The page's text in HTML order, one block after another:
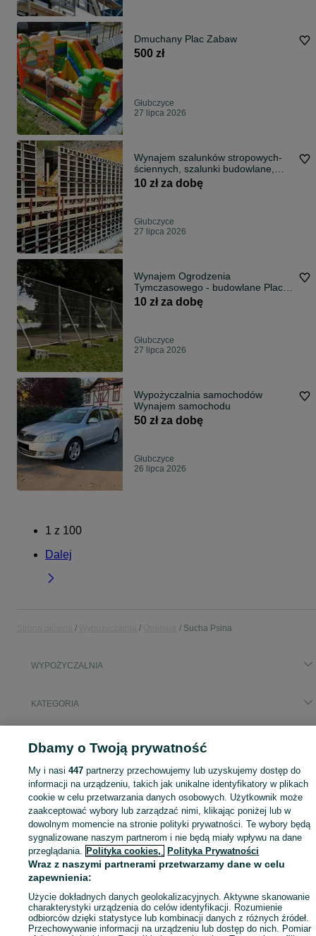
Dmuchany Plac Zabaw
500 zł
Głubczyce
27 lipca 2026
Wynajem szalunków stropowych-
ściennych, szalunki budowlane,
DOKA,PERI
10 zł za dobę
Głubczyce
27 lipca 2026
Wynajem Ogrodzenia
Tymczasowego - budowlane Plac
budowy
10 zł za dobę
Głubczyce
27 lipca 2026
Wypożyczalnia samochodów
Wynajem samochodu
50 zł za dobę
Głubczyce
26 lipca 2026
1 z 100
Dalej
Sucha Psina
WYPOŻYCZALNIA
KATEGORIA
Mapa kategorii
Mapa miejscowości
Mapa ministron
Popularne wyszukiwania
Dbamy o Twoją prywatność
My i nasi447 partnerzy przechowujemy lub uzyskujemy dostęp do
informacji na urządzeniu, takich jak unikalne identyfikatory w plikach
cookie w celu przetwarzania danych osobowych. Użytkownik może
zaakceptować wybory lub zarządzać nimi, klikając poniżej lub w
dowolnym momencie na stronie polityki prywatności. Te wybory będą
sygnalizowane naszym partnerom i nie będą miały wpływu na dane
przeglądania. Polityka cookies, Polityka Prywatności
Wraz z naszymi partnerami przetwarzamy dane w celu
zapewnienia:
Użycie dokładnych danych geolokalizacyjnych. Aktywne skanowanie
charakterystyki urządzenia do celów identyfikacji. Rozumienie
odbiorców dzięki statystyce lub kombinacji danych z różnych źródeł.
Przechowywanie informacji na urządzeniu lub dostęp do nich. Pomiar